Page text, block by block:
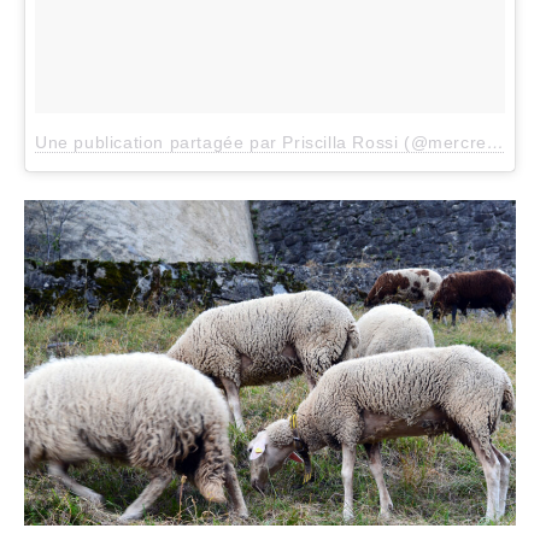
Une publication partagée par Priscilla Rossi (@mercredieblog)